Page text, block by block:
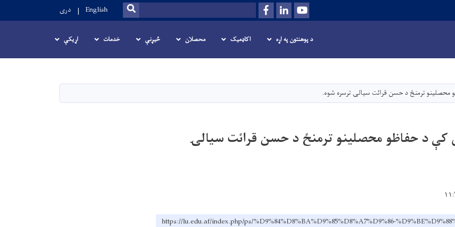
دانګل
Youtube
LinkedIn
Facebook
SEARCH
English دری
د پوهنتون په اړه اکاډمیک محصلان څیړنې خدمات اړیکې
محصلینو ترمنځ د حسن قرائت سیالۍ ترسره شوه.
کې د حفاظو محصلینو ترمنځ د حسن قرائت سیالۍ
https://lu.edu.af/index.php/ps/%D9%84%D8%BA%D9%85%D8%A7%D9%86-